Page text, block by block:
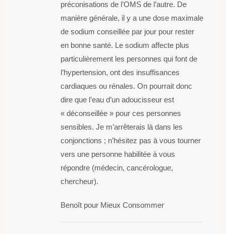
préconisations de l’OMS de l’autre. De
manière générale, il y a une dose maximale
de sodium conseillée par jour pour rester
en bonne santé. Le sodium affecte plus
particulièrement les personnes qui font de
l’hypertension, ont des insuffisances
cardiaques ou rénales. On pourrait donc
dire que l’eau d’un adoucisseur est
« déconseillée » pour ces personnes
sensibles. Je m’arrêterais là dans les
conjonctions ; n’hésitez pas à vous tourner
vers une personne habilitée à vous
répondre (médecin, cancérologue,
chercheur).
Benoît pour Mieux Consommer